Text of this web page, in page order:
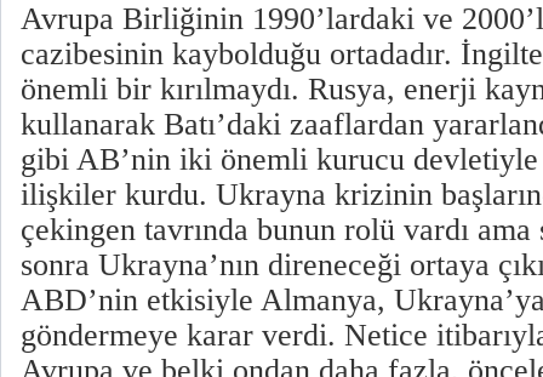
Avrupa Birliğinin 1990’lardaki ve
cazibesinin kaybolduğu ortadadır.
önemli bir kırılmaydı. Rusya, enerji
kullanarak Batı’daki zaaflardan
gibi AB’nin iki önemli kurucu devletiyle
ilişkiler kurdu. Ukrayna krizinin
çekingen tavrında bunun rolü vardı ama
sonra Ukrayna’nın direneceği ortaya
ABD’nin etkisiyle Almanya,
göndermeye karar verdi. Netice